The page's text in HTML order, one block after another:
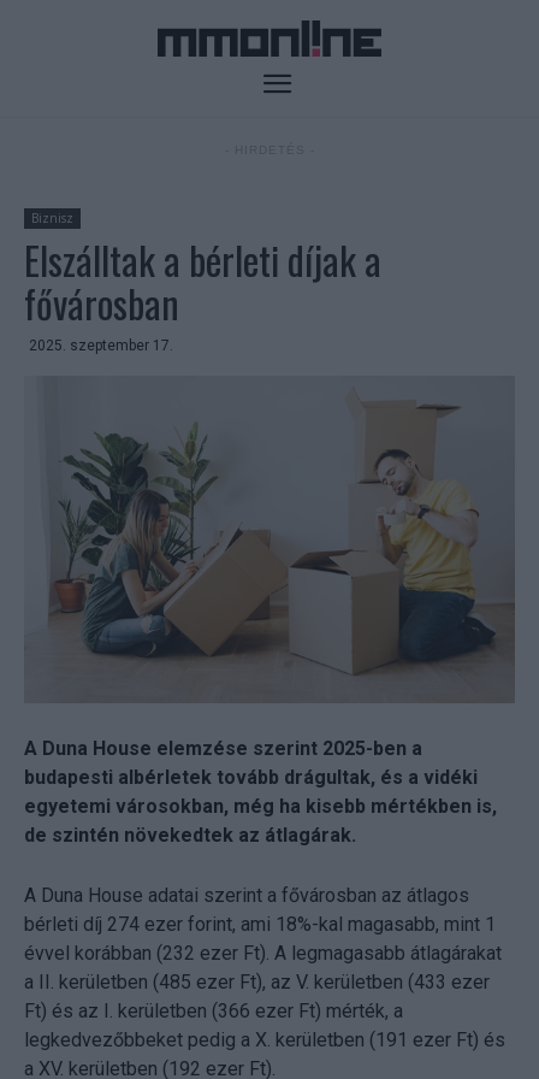
Biznisz
Elszálltak a bérleti díjak a
fővárosban
2025. szeptember 17.
A Duna House elemzése szerint 2025-ben a
budapesti albérletek tovább drágultak, és a vidéki
egyetemi városokban, még ha kisebb mértékben is,
de szintén növekedtek az átlagárak.
A Duna House adatai szerint a fővárosban az átlagos
bérleti díj 274 ezer forint, ami 18%-kal magasabb, mint 1
évvel korábban (232 ezer Ft). A legmagasabb átlagárakat
a II. kerületben (485 ezer Ft), az V. kerületben (433 ezer
Ft) és az I. kerületben (366 ezer Ft) mérték, a
legkedvezőbbeket pedig a X. kerületben (191 ezer Ft) és
a XV. kerületben (192 ezer Ft).